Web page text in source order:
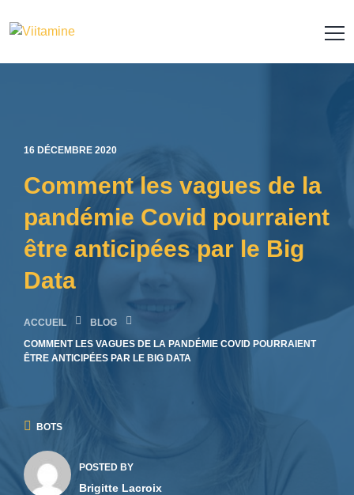
16 DÉCEMBRE 2020
Comment les vagues de la
pandémie Covid pourraient
être anticipées par le Big
Data
ACCUEIL
COMMENT LES VAGUES DE LA PANDÉMIE COVID POURRAIENT
ÊTRE ANTICIPÉES PAR LE BIG DATA
BOTS
POSTED BY
Brigitte Lacroix